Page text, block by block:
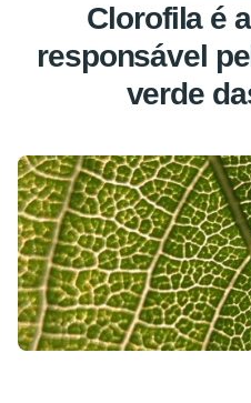
Clorofila é
responsável
verde